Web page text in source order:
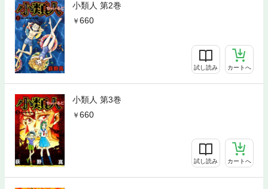
小類人 第2巻
660
試し読み カートへ
小類人 第3巻
660
試し読み カートへ